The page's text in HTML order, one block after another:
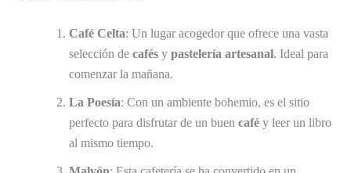
Café Celta: Un lugar acogedor que ofrece una vasta
selección de cafés y pastelería artesanal. Ideal para
comenzar la mañana.
La Poesía: Con un ambiente bohemio, es el sitio
perfecto para disfrutar de un buen café y leer un libro
al mismo tiempo.